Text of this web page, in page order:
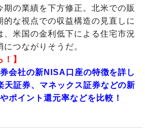
期の業績を下方修正。北米での販
的な視点での収益構造の見直しに
、米国の金利低下による住宅市況
つながりそうだ。
】
会社の新NISA口座の特徴を詳し
天証券、マネックス証券などの新
ポイント還元率などを比較！